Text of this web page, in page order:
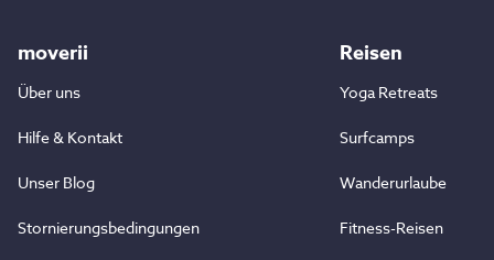
moverii
Über uns
Hilfe & Kontakt
Unser Blog
Stornierungsbedingungen
Reisen
Yoga Retreats
Surfcamps
Wanderurlaube
Fitness-Reisen